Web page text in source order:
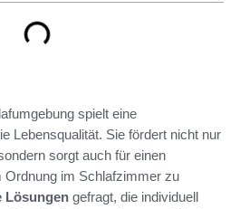
spielt eine
Lebensqualität. Sie fördert nicht nur
sorgt auch für einen
im Schlafzimmer zu
Lösungen gefragt, die individuell